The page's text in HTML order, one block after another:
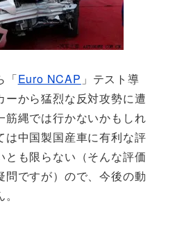
「Euro NCAP 」テスト導
ーから猛烈な反対攻勢に遭
筋縄では行かないかもしれ
は中国製国産車に有利な評
とも限らない（そんな評価
問ですが）ので、今後の動